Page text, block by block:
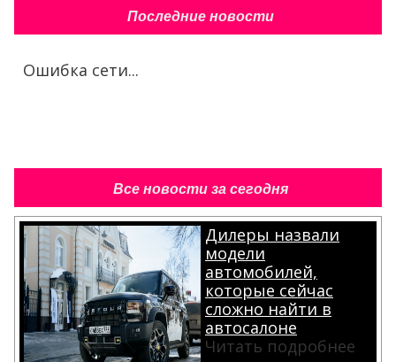
Последние новости
Ошибка сети...
Все новости за сегодня
Дилеры назвали
модели
автомобилей,
которые сейчас
сложно найти в
автосалоне
Читать подробнее